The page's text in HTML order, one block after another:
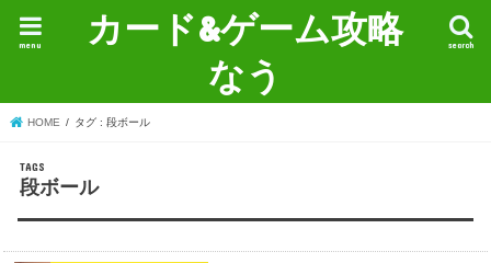
カード&ゲーム攻略
なう
search
menu
HOME タグ : 段ボール
段ボール